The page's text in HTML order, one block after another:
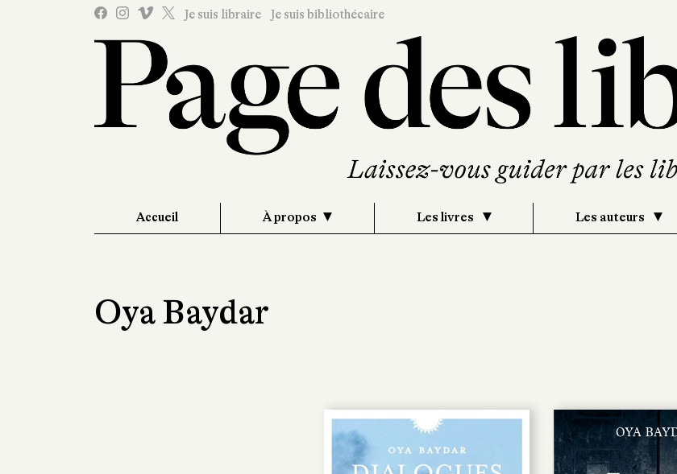
Je suis libraire Je suis bibliothécaire
Accueil À propos Les livres Les auteurs
Oya Baydar